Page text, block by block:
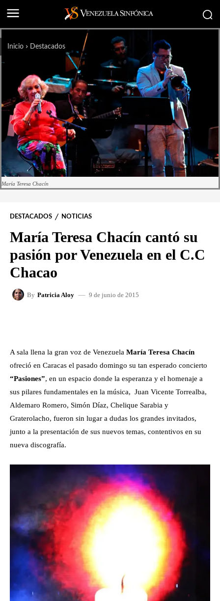
Inicio Destacados
María Teresa Chacín
DESTACADOS NOTICIAS
María Teresa Chacín cantó su
pasión por Venezuela en el C.C
Chacao
By Patricia Aloy 9 de junio de 2015
A sala llena la gran voz de Venezuela María Teresa Chacín
ofreció en Caracas el pasado domingo su tan esperado concierto
“Pasiones”, en un espacio donde la esperanza y el homenaje a
sus pilares fundamentales en la música, Juan Vicente Torrealba,
Aldemaro Romero, Simón Díaz, Chelique Sarabia y
Graterolacho, fueron sin lugar a dudas los grandes invitados,
junto a la presentación de sus nuevos temas, contentivos en su
nueva discografía.